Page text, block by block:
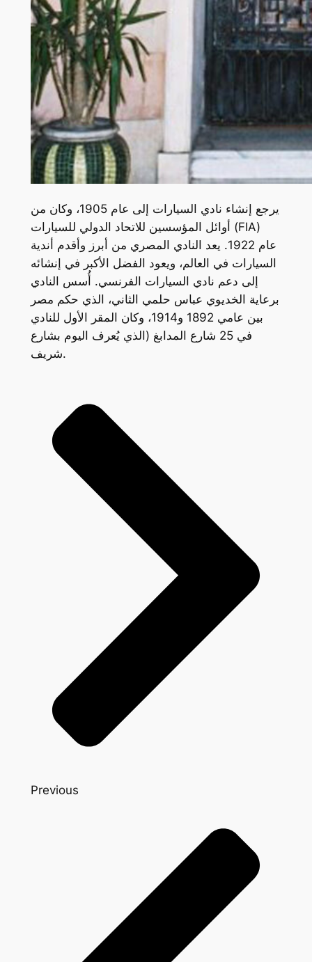
يرجع إنشاء نادي السيارات إلى عام 1905، وكان من
أوائل المؤسسين للاتحاد الدولي للسيارات (FIA)
عام 1922. يعد النادي المصري من أبرز وأقدم أندية
السيارات في العالم، ويعود الفضل الأكبر في إنشائه
إلى دعم نادي السيارات الفرنسي. أُسس النادي
برعاية الخديوي عباس حلمي الثاني، الذي حكم مصر
بين عامي 1892 و1914، وكان المقر الأول للنادي
في 25 شارع المدابغ (الذي يُعرف اليوم بشارع
شريف.
Previous